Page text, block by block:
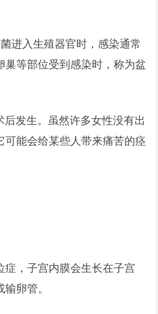
进入生殖器官时，感染通常
巢等部位受到感染时，称为盆
发生。虽然许多女性没有出
可能会给某些人带来痛苦的痉
症，子宫内膜会生长在子宫
卵管。